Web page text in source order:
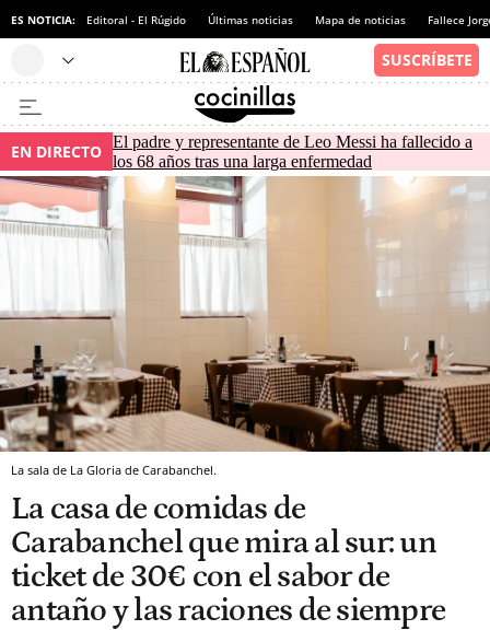
ES NOTICIA: Editoral - El Rúgido Últimas noticias Mapa de noticias Fallece
EN DIRECTO El padre y representante de Leo Messi ha fallecido a
los 68 años tras una larga enfermedad
La sala de La Gloria de Carabanchel.
La casa de comidas de
Carabanchel que mira al sur: un
ticket de 30€ con el sabor de
antaño y las raciones de siempre